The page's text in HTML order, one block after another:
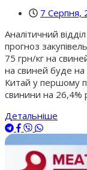
7 Серпня,
Аналітичний
прогноз
75 грн/кг на
на свиней буде на
Китай у першому
свинини на 26,4%
Детальніше